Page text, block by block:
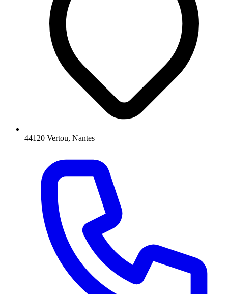
44120 Vertou, Nantes